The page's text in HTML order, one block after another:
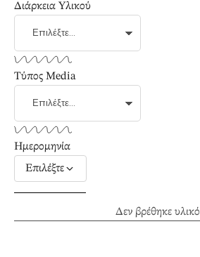
Δεν βρέθηκε υλικό
Διάρκεια Υλικού
Τύπος Media
Ημερομηνία
Επιλέξτε